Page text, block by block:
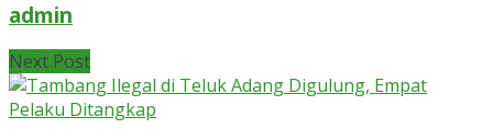
admin
Next Post